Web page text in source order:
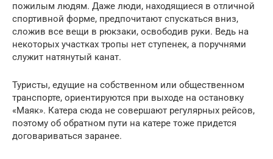
пожилым людям. Даже люди, находящиеся в отличной
спортивной форме, предпочитают спускаться вниз,
сложив все вещи в рюкзаки, освободив руки. Ведь на
некоторых участках тропы нет ступенек, а поручнями
служит натянутый канат.
Туристы, едущие на собственном или общественном
транспорте, ориентируются при выходе на остановку
«Маяк». Катера сюда не совершают регулярных рейсов,
поэтому об обратном пути на катере тоже придется
договариваться заранее.